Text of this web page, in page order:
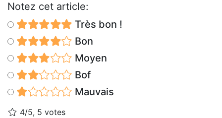
Notez cet article:
Très bon !
Bon
Moyen
Bof
Mauvais
4/5, 5 votes